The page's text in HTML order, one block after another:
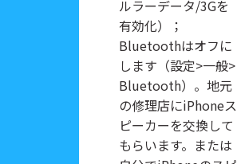
ルラーデータ/3Gを
有効化）；
Bluetoothはオフに
します（設定>一般>
Bluetooth）。地元
の修理店にiPhoneス
ピーカーを交換して
もらいます。または